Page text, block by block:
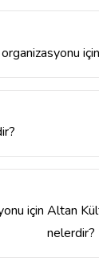
için Altan
nelerdir?